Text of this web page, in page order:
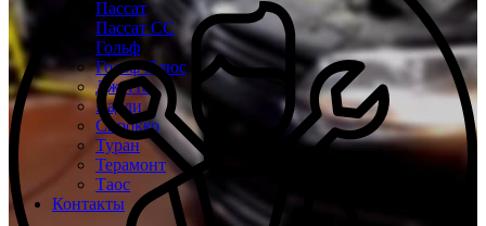
Пассат
Пассат СС
Гольф
Гольф Плюс
Джетта
Кадди
Сирокко
Туран
Терамонт
Таос
Контакты